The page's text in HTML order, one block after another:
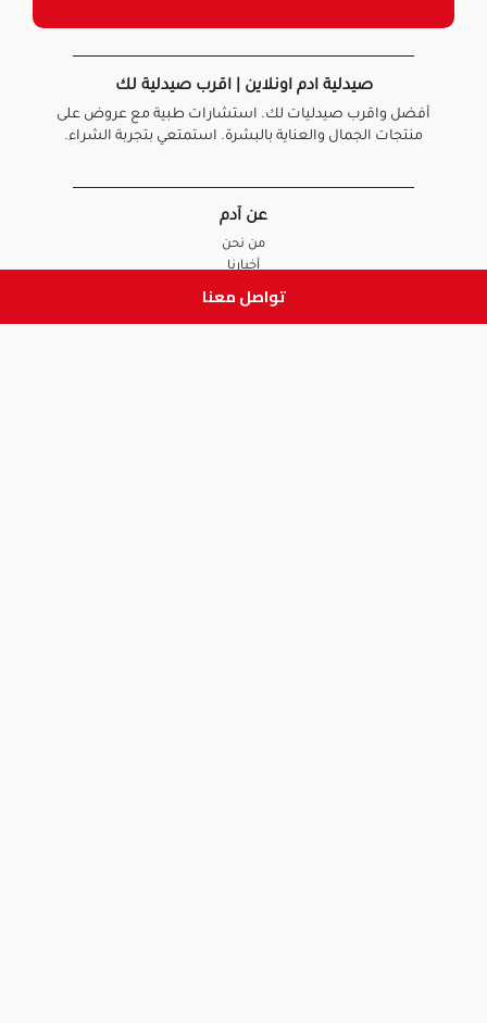
تواصل معنا
صيدلية ادم اونلاين | اقرب صيدلية لك
أفضل واقرب صيدليات لك. استشارات طبية مع عروض على
منتجات الجمال والعناية بالبشرة. استمتعي بتجربة الشراء.
عن آدم
من نحن
أخبارنا
الأسئلة الشائعة
تواصل معنا